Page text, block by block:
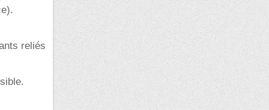
reliés